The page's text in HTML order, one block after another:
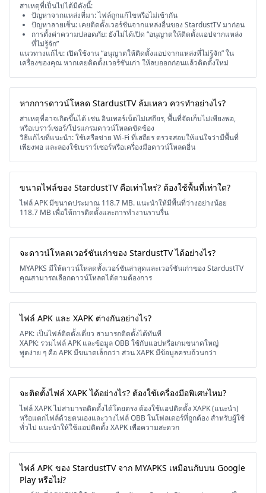
สาเหตุที่เป็นไปได้มีดังนี้:
ปัญหาจากแหล่งที่มา: ไฟล์ถูกแก้ไขหรือไม่เข้ากัน
ปัญหาลายเซ็น: เคยติดตั้งเวอร์ชันจากแหล่งอื่นของ StardustTV มาก่อน
การตั้งค่าความปลอดภัย: ยังไม่ได้เปิด “อนุญาตให้ติดตั้งแอปจากแหล่ง
ที่ไม่รู้จัก”
แนวทางแก้ไข: เปิดใช้งาน “อนุญาตให้ติดตั้งแอปจากแหล่งที่ไม่รู้จัก” ใน
เครื่องของคุณ หากเคยติดตั้งเวอร์ชันเก่า ให้ลบออกก่อนแล้วติดตั้งใหม่
หากการดาวน์โหลด StardustTV ล้มเหลว ควรทำอย่างไร?
สาเหตุที่อาจเกิดขึ้นได้ เช่น อินเทอร์เน็ตไม่เสถียร, พื้นที่จัดเก็บไม่เพียงพอ,
หรือเบราว์เซอร์/โปรแกรมดาวน์โหลดขัดข้อง
วิธีแก้ไขที่แนะนำ: ใช้เครือข่าย Wi-Fi ที่เสถียร ตรวจสอบให้แน่ใจว่ามีพื้นที่
เพียงพอ และลองใช้เบราว์เซอร์หรือเครื่องมือดาวน์โหลดอื่น
ขนาดไฟล์ของ StardustTV คือเท่าไหร่? ต้องใช้พื้นที่เท่าใด?
ไฟล์ APK มีขนาดประมาณ 118.7 MB. แนะนำให้มีพื้นที่ว่างอย่างน้อย
118.7 MB เพื่อให้การติดตั้งและการทำงานราบรื่น
จะดาวน์โหลดเวอร์ชันเก่าของ StardustTV ได้อย่างไร?
MYAPKS มีให้ดาวน์โหลดทั้งเวอร์ชันล่าสุดและเวอร์ชันเก่าของ StardustTV
คุณสามารถเลือกดาวน์โหลดได้ตามต้องการ
ไฟล์ APK และ XAPK ต่างกันอย่างไร?
APK: เป็นไฟล์ติดตั้งเดี่ยว สามารถติดตั้งได้ทันที
XAPK: รวมไฟล์ APK และข้อมูล OBB ใช้กับแอปหรือเกมขนาดใหญ่
พูดง่าย ๆ คือ APK มีขนาดเล็กกว่า ส่วน XAPK มีข้อมูลครบถ้วนกว่า
จะติดตั้งไฟล์ XAPK ได้อย่างไร? ต้องใช้เครื่องมือพิเศษไหม?
ไฟล์ XAPK ไม่สามารถติดตั้งได้โดยตรง ต้องใช้แอปติดตั้ง XAPK (แนะนำ)
หรือแตกไฟล์ด้วยตนเองและวางไฟล์ OBB ในโฟลเดอร์ที่ถูกต้อง สำหรับผู้ใช้
ทั่วไป แนะนำให้ใช้แอปติดตั้ง XAPK เพื่อความสะดวก
ไฟล์ APK ของ StardustTV จาก MYAPKS เหมือนกับบน Google
Play หรือไม่?